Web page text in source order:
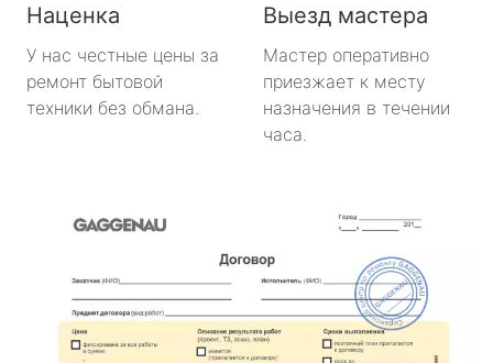
Наценка
У нас честные цены за
ремонт бытовой
техники без обмана.
Выезд мастера
Мастер оперативно
приезжает к месту
назначения в течении
часа.